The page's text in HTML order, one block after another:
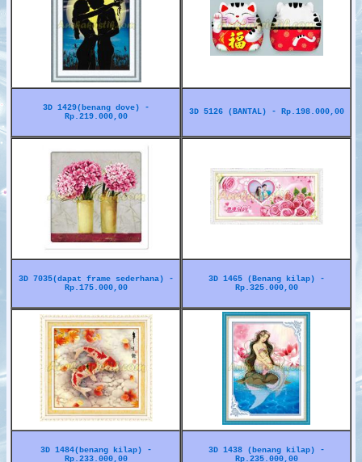
3D 1429(benang dove) -
Rp.219.000,00
3D 5126 (BANTAL) - Rp.198.000,00
3D 7035(dapat frame sederhana) -
Rp.175.000,00
3D 1465 (Benang kilap) -
Rp.325.000,00
3D 1484(benang kilap) -
Rp.233.000,00
3D 1438 (benang kilap) -
Rp.235.000,00